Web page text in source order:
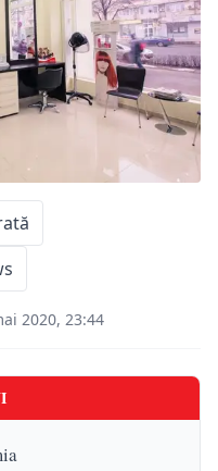
2020, 23:44